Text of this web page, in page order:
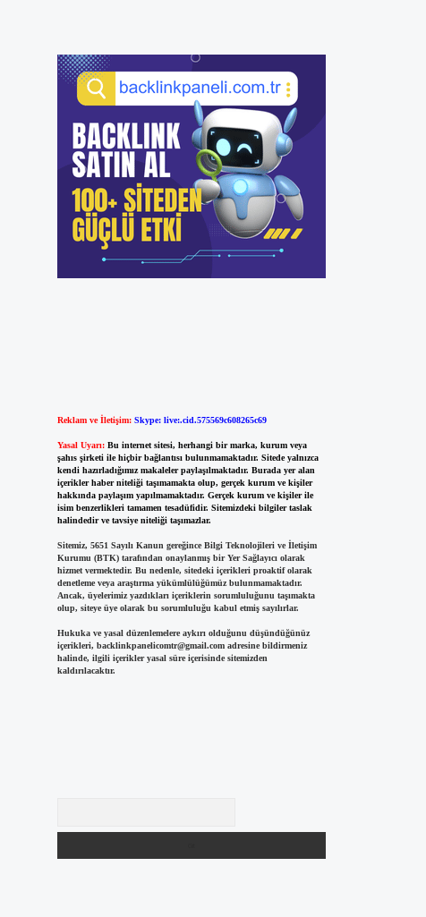
Reklam ve İletişim: Skype: live:.cid.575569c608265c69
Yasal Uyarı: Bu internet sitesi, herhangi bir marka, kurum veya
şahıs şirketi ile hiçbir bağlantısı bulunmamaktadır. Sitede yalnızca
kendi hazırladığımız makaleler paylaşılmaktadır. Burada yer alan
içerikler haber niteliği taşımamakta olup, gerçek kurum ve kişiler
hakkında paylaşım yapılmamaktadır. Gerçek kurum ve kişiler ile
isim benzerlikleri tamamen tesadüfidir. Sitemizdeki bilgiler taslak
halindedir ve tavsiye niteliği taşımazlar.
Sitemiz, 5651 Sayılı Kanun gereğince Bilgi Teknolojileri ve İletişim
Kurumu (BTK) tarafından onaylanmış bir Yer Sağlayıcı olarak
hizmet vermektedir. Bu nedenle, sitedeki içerikleri proaktif olarak
denetleme veya araştırma yükümlülüğümüz bulunmamaktadır.
Ancak, üyelerimiz yazdıkları içeriklerin sorumluluğunu taşımakta
olup, siteye üye olarak bu sorumluluğu kabul etmiş sayılırlar.
Hukuka ve yasal düzenlemelere aykırı olduğunu düşündüğünüz
içerikleri, backlinkpanelicomtr@gmail.comadresine bildirmeniz
halinde, ilgili içerikler yasal süre içerisinde sitemizden
kaldırılacaktır.